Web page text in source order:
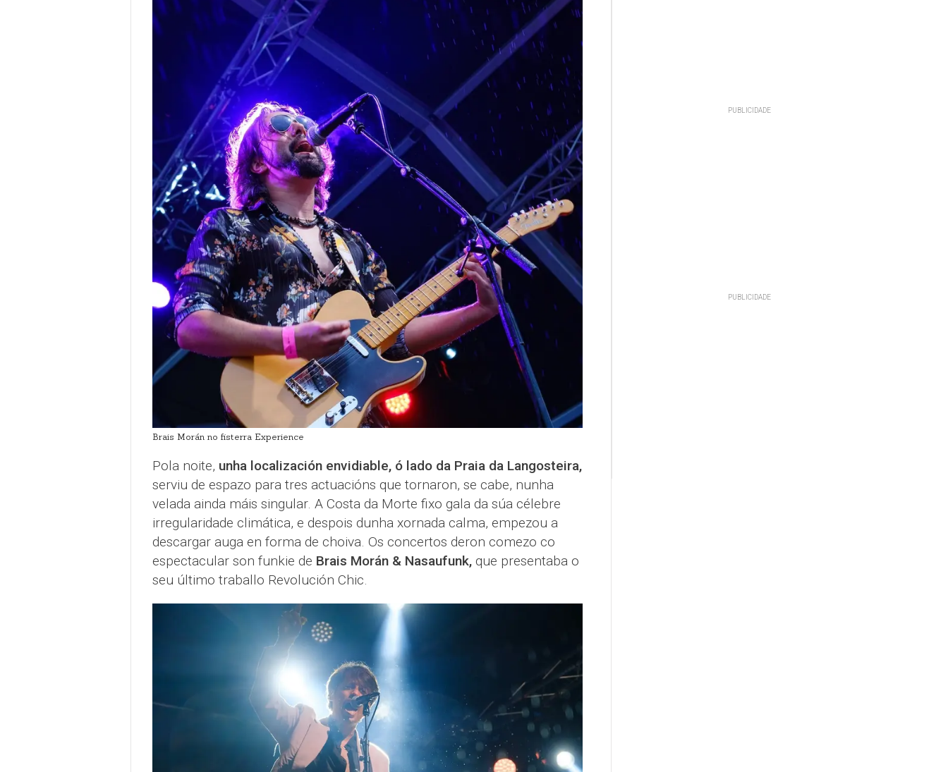
Brais Morán no fisterra Experience
Pola noite, unha localización envidiable, ó lado da Praia da Langosteira,
serviu de espazo para tres actuacións que tornaron, se cabe, nunha
velada ainda máis singular. A Costa da Morte fixo gala da súa célebre
irregularidade climática, e despois dunha xornada calma, empezou a
descargar auga en forma de choiva. Os concertos deron comezo co
espectacular son funkie de Brais Morán & Nasaufunk,que presentaba o
seu último traballo Revolución Chic.